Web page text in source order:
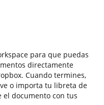
para que puedas
directamente
Cuando termines,
o importa tu libreta de
el documento con tus